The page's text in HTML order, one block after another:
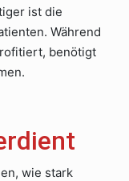
ist die
Während
benötigt
wie stark